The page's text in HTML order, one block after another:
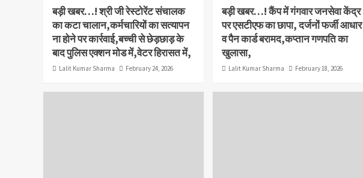
बड़ी खबर…! श्री जी रेस्टोरेंट संचालक
का कटा चालान,कर्मचारियों का सत्यापन
ना होने पर कार्रवाई,बच्ची से छेड़छाड़ के
बाद पुलिस एक्शन मोड में,वेटर हिरासत में,
Lalit Kumar Sharma February 24, 2026
बड़ी खबर…! कैंप में गंगवार जनसेवा केंद्र
पर एसटीएफ का छापा, दर्जनों फर्जी आधार
व पैन कार्ड बरामद,कप्तान गणपति का
खुलासा,
Lalit Kumar Sharma February 18, 2026